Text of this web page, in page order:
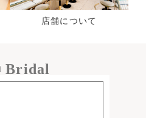
店舗について
Bridal